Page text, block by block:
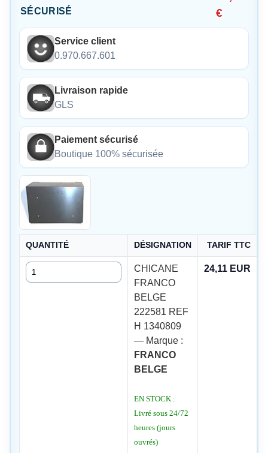
SÉCURISÉ
€
Service client
0.970.667.601
Livraison rapide
GLS
Paiement sécurisé
Boutique 100% sécurisée
QUANTITÉ DÉSIGNATION TARIF TTC
Quantité
CHICANE
FRANCO
BELGE
222581 REF
H 1340809
— Marque :
FRANCO
BELGE
EN STOCK :
Livré sous 24/72
heures (jours
ouvrés)
24,11 EUR